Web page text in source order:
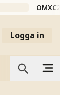
Logga in
VETENSKAP